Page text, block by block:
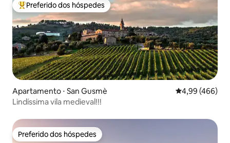
Entre os melhores preferidos dos hóspedes
Preferido dos hóspedes
Apartamento ⋅ San Gusmè 4,99 de uma
4,99 (466)
Lindíssima vila medieval!!!
Preferido dos hóspedes
Preferido dos hóspedes